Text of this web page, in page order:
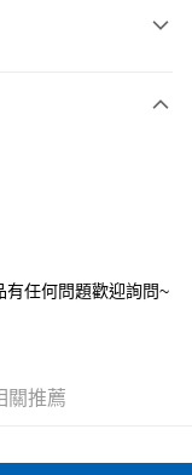
任何問題歡迎詢問~
關推薦